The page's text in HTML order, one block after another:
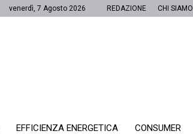
venerdì, 7 Agosto 2026 REDAZIONE CHI SIAMO
EFFICIENZA ENERGETICA CONSUMER